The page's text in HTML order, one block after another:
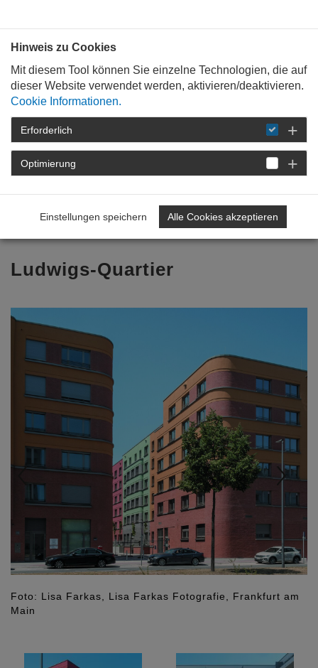
STARTSEITE
TAG DER ARCHITEKTUR 2026
PROGRAMM
Zurück zur Übersicht
Ludwigs-Quartier
Foto: Lisa Farkas, Lisa Farkas Fotografie, Frankfurt am
Main
Previous
Hinweis zu Cookies
Mit diesem Tool können Sie einzelne Technologien, die auf
dieser Website verwendet werden, aktivieren/deaktivieren.
Cookie Informationen.
Erforderlich
Optimierung
Einstellungen speichern Alle Cookies akzeptieren